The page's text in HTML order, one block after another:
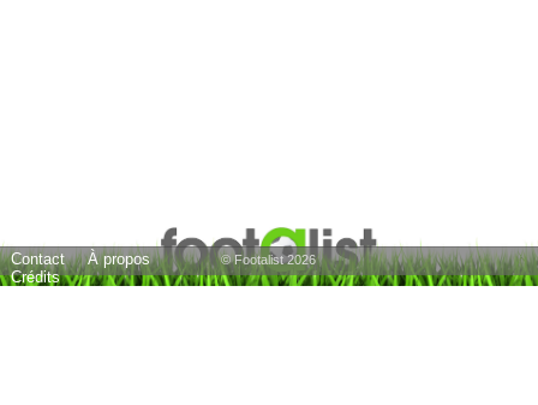
Pierrick Valdivia MG 38
Contact
À propos
Crédits
© Footalist 2026